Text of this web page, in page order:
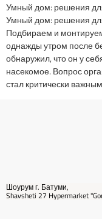
Умный дом: решения
Умный дом: решения
Подбираем и
однажды утром после
обнаружил, что он у
насекомое. Вопрос
стал критически
Шоурум г. Батуми,
Shavsheti 27 Hypermarket